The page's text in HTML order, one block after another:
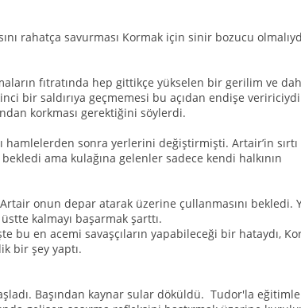
rahatça savurması Kormak için sinir bozucu
fıtratında hep gittikçe yükselen bir gerilim ve
bir saldırıya geçmemesi bu açıdan endişe
korkması gerektiğini söylerdi.
sonra yerlerini değiştirmişti. Artair’in sırtı
ama kulağına gelenler sadece kendi halkının
onun depar atarak üzerine çullanmasını bekledi.
kalmayı başarmak şarttı.
bu en acemi savaşçıların yapabileceği bir hataydı,
bir şey yaptı.
Başından kaynar sular döküldü. Tudor'la